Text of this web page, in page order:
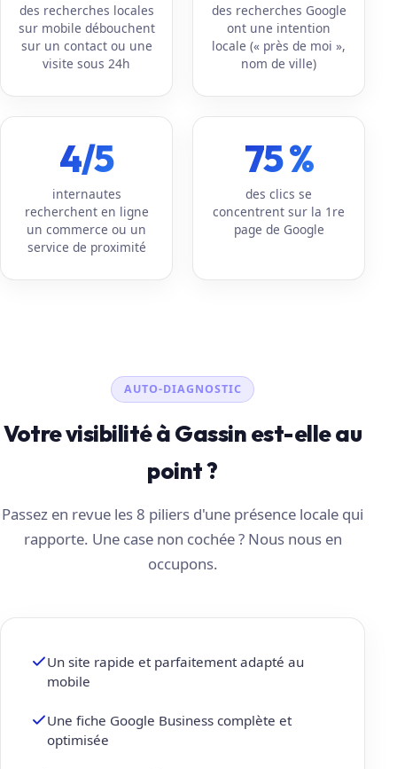
des recherches locales
sur mobile débouchent
sur un contact ou une
visite sous 24h
des recherches Google
ont une intention
locale (« près de moi »,
nom de ville)
4/5
internautes
recherchent en ligne
un commerce ou un
service de proximité
75 %
des clics se
concentrent sur la 1re
page de Google
AUTO-DIAGNOSTIC
Votre visibilité à Gassin est-elle au
point ?
Passez en revue les 8 piliers d'une présence locale qui
rapporte. Une case non cochée ? Nous nous en
occupons.
Un site rapide et parfaitement adapté au
mobile
Une fiche Google Business complète et
optimisée